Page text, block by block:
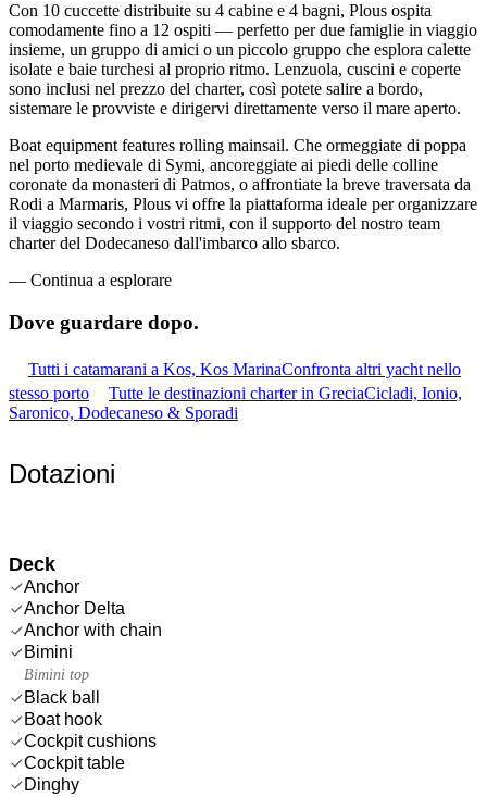
Con 10 cuccette distribuite su 4 cabine e 4 bagni, Plous ospita
comodamente fino a 12 ospiti — perfetto per due famiglie in viaggio
insieme, un gruppo di amici o un piccolo gruppo che esplora calette
isolate e baie turchesi al proprio ritmo. Lenzuola, cuscini e coperte
sono inclusi nel prezzo del charter, così potete salire a bordo,
sistemare le provviste e dirigervi direttamente verso il mare aperto.
Boat equipment features rolling mainsail. Che ormeggiate di poppa
nel porto medievale di Symi, ancoreggiate ai piedi delle colline
coronate da monasteri di Patmos, o affrontiate la breve traversata da
Rodi a Marmaris, Plous vi offre la piattaforma ideale per organizzare
il viaggio secondo i vostri ritmi, con il supporto del nostro team
charter del Dodecaneso dall'imbarco allo sbarco.
— Continua a esplorare
Dove guardare dopo.
Tutti i catamarani a Kos, Kos MarinaConfronta altri yacht nello
stesso porto
Tutte le destinazioni charter in GreciaCicladi, Ionio,
Saronico, Dodecaneso & Sporadi
Dotazioni
Deck
Anchor
Anchor Delta
Anchor with chain
Bimini
Bimini top
Black ball
Boat hook
Cockpit cushions
Cockpit table
Dinghy